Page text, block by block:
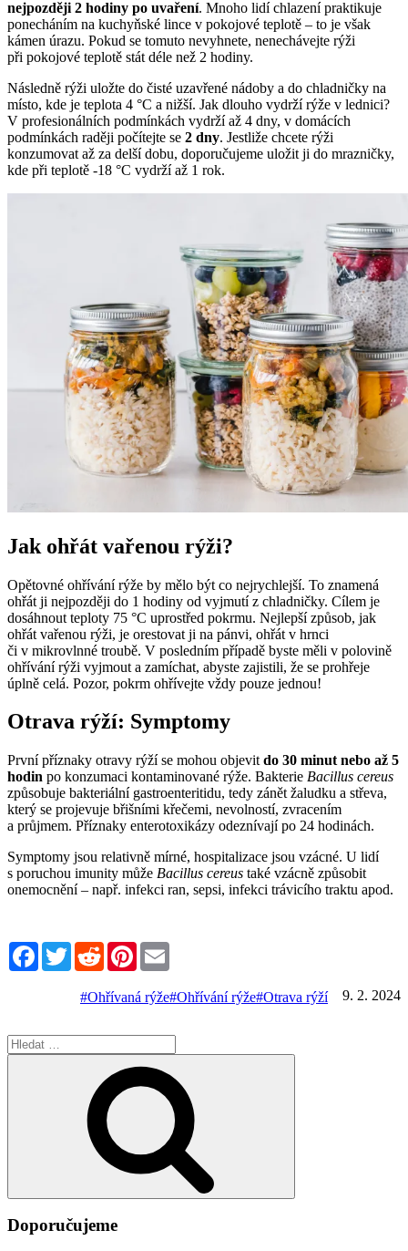
nejpozději 2 hodiny po uvaření. Mnoho lidí chlazení praktikuje
ponecháním na kuchyňské lince v pokojové teplotě – to je však
kámen úrazu. Pokud se tomuto nevyhnete, nenechávejte rýži
při pokojové teplotě stát déle než 2 hodiny.
Následně rýži uložte do čisté uzavřené nádoby a do chladničky na
místo, kde je teplota 4 °C a nižší. Jak dlouho vydrží rýže v lednici?
V profesionálních podmínkách vydrží až 4 dny, v domácích
podmínkách raději počítejte se 2 dny. Jestliže chcete rýži
konzumovat až za delší dobu, doporučujeme uložit ji do mrazničky,
kde při teplotě -18 °C vydrží až 1 rok.
Jak ohřát vařenou rýži?
Opětovné ohřívání rýže by mělo být co nejrychlejší. To znamená
ohřát ji nejpozději do 1 hodiny od vyjmutí z chladničky. Cílem je
dosáhnout teploty 75 °C uprostřed pokrmu. Nejlepší způsob, jak
ohřát vařenou rýži, je orestovat ji na pánvi, ohřát v hrnci
či v mikrovlnné troubě. V posledním případě byste měli v polovině
ohřívání rýži vyjmout a zamíchat, abyste zajistili, že se prohřeje
úplně celá. Pozor, pokrm ohřívejte vždy pouze jednou!
Otrava rýží: Symptomy
První příznaky otravy rýží se mohou objevit do 30 minut nebo až 5
hodin po konzumaci kontaminované rýže. Bakterie Bacillus cereus
způsobuje bakteriální gastroenteritidu, tedy zánět žaludku a střeva,
který se projevuje břišními křečemi, nevolností, zvracením
a průjmem. Příznaky enterotoxikázy odeznívají po 24 hodinách.
Symptomy jsou relativně mírné, hospitalizace jsou vzácné. U lidí
s poruchou imunity může Bacillus cereus také vzácně způsobit
onemocnění – např. infekci ran, sepsi, infekci trávicího traktu apod.
FacebookTwitterRedditPinterest
9. 2. 2024
#Ohřívaná rýže#Ohřívání rýže#Otrava rýží
Hledat:
Doporučujeme